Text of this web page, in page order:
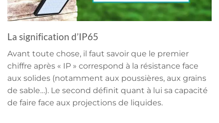
La signification d’IP65
Avant toute chose, il faut savoir que le premier
chiffre après « IP » correspond à la résistance face
aux solides (notamment aux poussières, aux grains
de sable…). Le second définit quant à lui sa capacité
de faire face aux projections de liquides.